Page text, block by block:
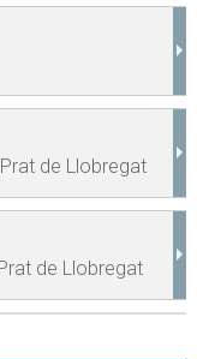
Prat de Llobregat
de Llobregat